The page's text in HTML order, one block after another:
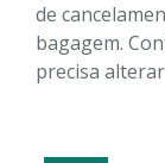
de
bagagem.
precisa